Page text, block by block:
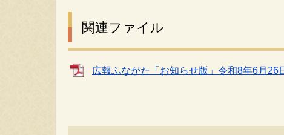
関連ファイル
広報ふながた「お知らせ版」令和8年6月26